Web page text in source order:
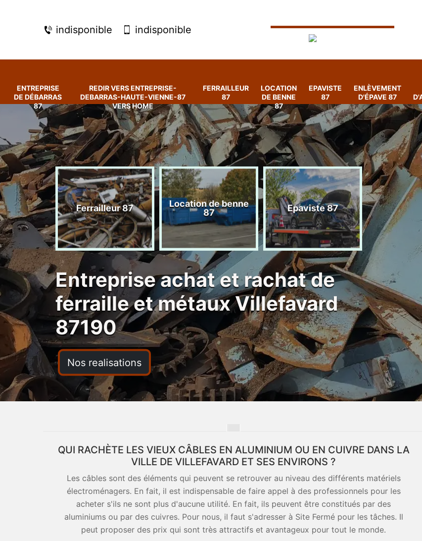
indisponible indisponible
ENTREPRISE
DE DÉBARRAS
87
REDIR VERS ENTREPRISE-
DEBARRAS-HAUTE-VIENNE-87
VERS HOME
FERRAILLEUR
87
LOCATION
DE BENNE
87
EPAVISTE
87
ENLÈVEMENT
D'ÉPAVE 87
de
87
Ferrailleur 87
Location de benne
87
Epaviste 87
Entreprise achat et rachat de
ferraille et métaux Villefavard
87190
Nos realisations
QUI RACHÈTE LES VIEUX CÂBLES EN ALUMINIUM OU EN CUIVRE DANS LA
VILLE DE VILLEFAVARD ET SES ENVIRONS ?
Les câbles sont des éléments qui peuvent se retrouver au niveau des différents matériels
électroménagers. En fait, il est indispensable de faire appel à des professionnels pour les
acheter s'ils ne sont plus d'aucune utilité. En fait, ils peuvent être constitués par des
aluminiums ou par des cuivres. Pour nous, il faut s'adresser à Site Fermé pour les tâches. Il
peut proposer des prix qui sont très attractifs et avantageux pour tout le monde.